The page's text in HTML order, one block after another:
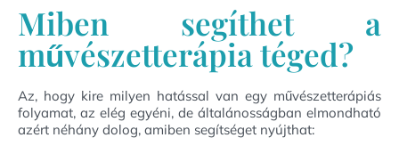
Miben segíthet a
művészetterápia téged?
Az, hogy kire milyen hatással van egy művészetterápiás
folyamat, az elég egyéni, de általánosságban elmondható
azért néhány dolog, amiben segítséget nyújthat: